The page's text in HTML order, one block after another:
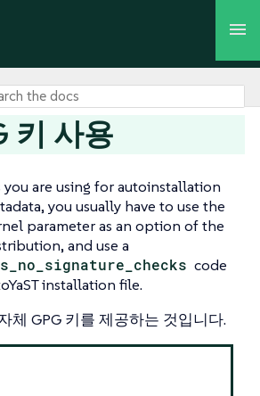
키 사용
are using for autoinstallation
you usually have to use the
parameter as an option of the
and use a
code
installation file.
체 GPG 키를 제공하는 것입니다.